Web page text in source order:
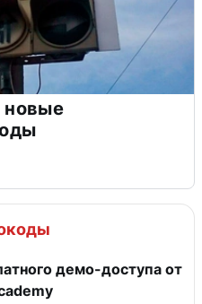
новые
демо-доступа от